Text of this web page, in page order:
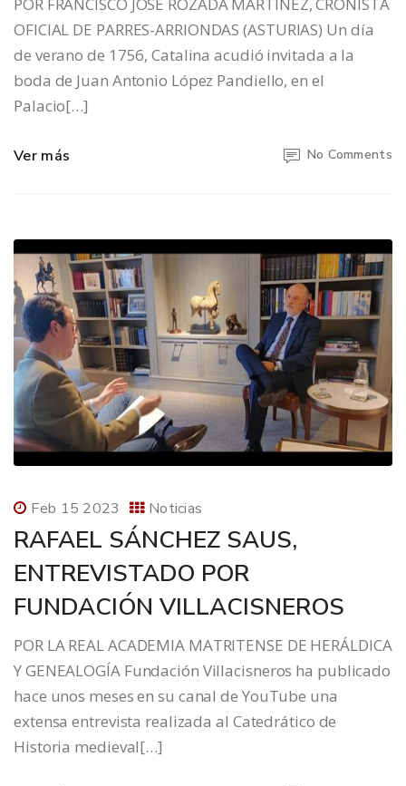
POR FRANCISCO JOSÉ ROZADA MARTÍNEZ, CRONISTA
OFICIAL DE PARRES-ARRIONDAS (ASTURIAS) Un día
de verano de 1756, Catalina acudió invitada a la
boda de Juan Antonio López Pandiello, en el
Palacio[…]
Ver más No Comments
Feb 15 2023 Noticias
RAFAEL SÁNCHEZ SAUS,
ENTREVISTADO POR
FUNDACIÓN VILLACISNEROS
POR LA REAL ACADEMIA MATRITENSE DE HERÁLDICA
Y GENEALOGÍA Fundación Villacisneros ha publicado
hace unos meses en su canal de YouTube una
extensa entrevista realizada al Catedrático de
Historia medieval[…]